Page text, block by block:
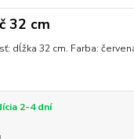
32 cm
dĺžka 32 cm. Farba:
2-4 dní